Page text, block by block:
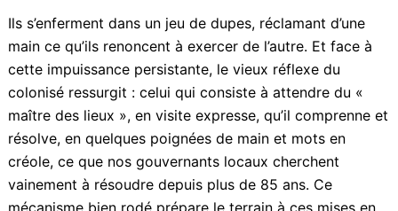
Rien de libérateur.
Ils s’enferment dans un jeu de dupes, réclamant d’une
main ce qu’ils renoncent à exercer de l’autre. Et face à
cette impuissance persistante, le vieux réflexe du
colonisé ressurgit : celui qui consiste à attendre du «
maître des lieux », en visite expresse, qu’il comprenne
et résolve, en quelques poignées de main et mots en